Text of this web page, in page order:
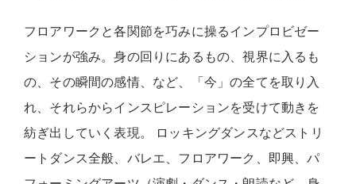
フロアワークと各関節を巧みに操るインプロビゼー
ションが強み。身の回りにあるもの、視界に入るも
の、その瞬間の感情、など、「今」の全てを取り入
れ、それらからインスピレーションを受けて動きを
紡ぎ出していく表現。 ロッキングダンスなどストリ
ートダンス全般、バレエ、フロアワーク、即興、パ